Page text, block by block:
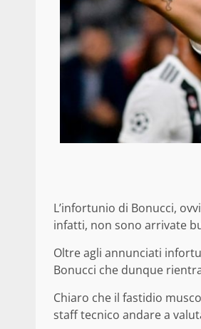
L’infortunio di Bonucci,
infatti, non sono arrivate
Oltre agli annunciati
Bonucci che dunque
Chiaro che il fastidio
staff tecnico andare a